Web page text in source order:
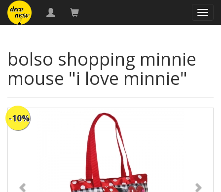
bolso shopping minnie
mouse "i love minnie"
-10%